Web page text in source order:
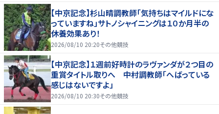
【中京記念】杉山晴調教師「気持ちはマイルドにな
っていますね」サトノシャイニングは１０か月半の
休養効果あり！
2026/08/10 20:20その他競技
【中京記念】１週前好時計のラヴァンダが２つ目の
重賞タイトル取りへ 中村調教師「へばっている
感じはないですよ」
2026/08/10 20:30その他競技